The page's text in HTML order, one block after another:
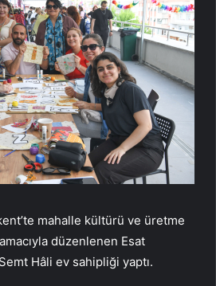
mahalle kültürü ve üretme
düzenlenen Esat
Hâli ev sahipliği yaptı.